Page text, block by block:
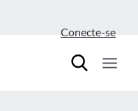
Conecte-se